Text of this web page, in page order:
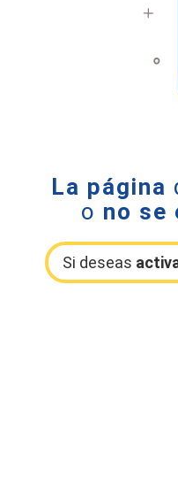
La página
o no se
Si deseas